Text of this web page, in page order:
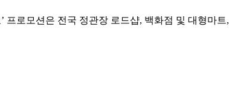
프로모션은 전국 정관장 로드샵, 백화점 및 대형마트,